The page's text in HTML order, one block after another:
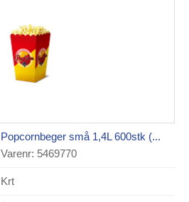
Popcornbeger små 1,4L 600stk (...
Varenr: 5469770
Krt